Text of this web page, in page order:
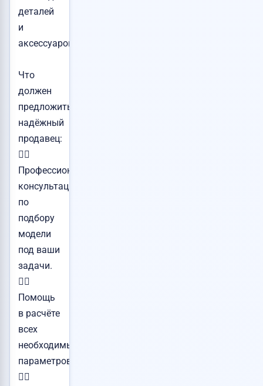
деталей
и
аксессуаров.
Что
должен
предложить
надёжный
продавец:
👉🏻
Профессиональные
консультации
по
подбору
модели
под ваши
задачи.
👉🏻
Помощь
в расчёте
всех
необходимых
параметров.
👉🏻